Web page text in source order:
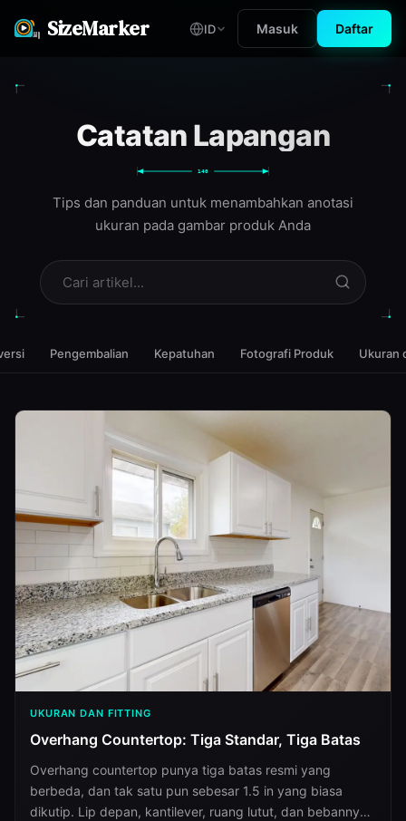
SizeMarker ID Masuk Daftar
Catatan Lapangan
140
Tips dan panduan untuk menambahkan anotasi
ukuran pada gambar produk Anda
Pengembalian Kepatuhan Fotografi Produk Ukuran
UKURAN DAN FITTING
Overhang Countertop: Tiga Standar, Tiga Batas
Overhang countertop punya tiga batas resmi yang
berbeda, dan tak satu pun sebesar 1.5 in yang biasa
dikutip. Lip depan, kantilever, ruang lutut, dan bebannya,